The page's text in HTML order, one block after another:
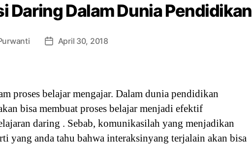
Daring Dalam Dunia Pendidikan
PostApril 30, 2018
proses belajar mengajar. Dalam dunia pendidikan
bisa membuat proses belajar menjadi efektif
daring . Sebab, komunikasilah yang menjadikan
yang anda tahu bahwa interaksinyang terjalain akan bisa